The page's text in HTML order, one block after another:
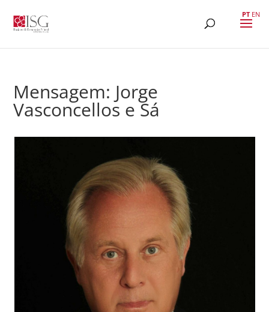
Mensagem: Jorge
Vasconcellos e Sá
PT EN